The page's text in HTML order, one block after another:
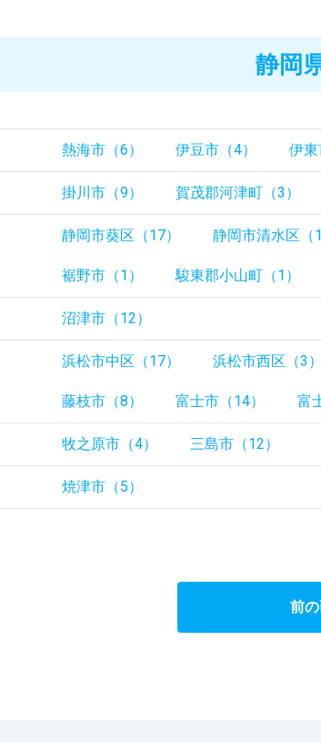
静岡
熱海市（6） 伊豆市（4） 伊東
掛川市（9） 賀茂郡河津町（3）
静岡市葵区（17） 静岡市清水区（
裾野市（1） 駿東郡小山町（1）
沼津市（12）
浜松市中区（17） 浜松市西区（3）
藤枝市（8） 富士市（14） 富
牧之原市（4） 三島市（12）
焼津市（5）
前